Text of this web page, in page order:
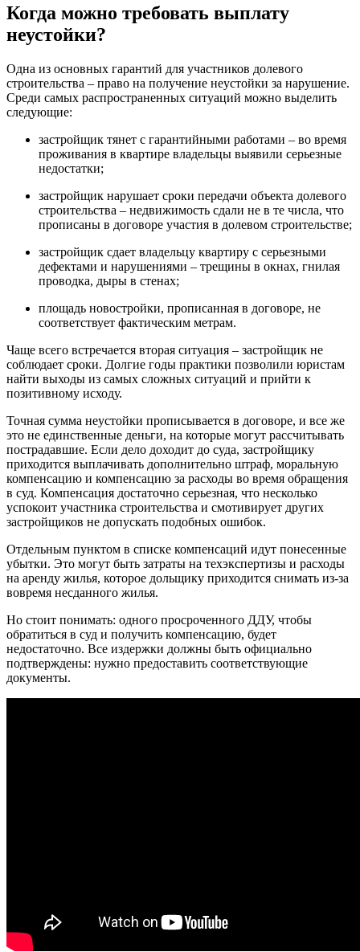
Когда можно требовать выплату
неустойки?
Одна из основных гарантий для участников долевого
строительства – право на получение неустойки за нарушение.
Среди самых распространенных ситуаций можно выделить
следующие:
застройщик тянет с гарантийными работами – во время
проживания в квартире владельцы выявили серьезные
недостатки;
застройщик нарушает сроки передачи объекта долевого
строительства – недвижимость сдали не в те числа, что
прописаны в договоре участия в долевом строительстве;
застройщик сдает владельцу квартиру с серьезными
дефектами и нарушениями – трещины в окнах, гнилая
проводка, дыры в стенах;
площадь новостройки, прописанная в договоре, не
соответствует фактическим метрам.
Чаще всего встречается вторая ситуация – застройщик не
соблюдает сроки. Долгие годы практики позволили юристам
найти выходы из самых сложных ситуаций и прийти к
позитивному исходу.
Точная сумма неустойки прописывается в договоре, и все же
это не единственные деньги, на которые могут рассчитывать
пострадавшие. Если дело доходит до суда, застройщику
приходится выплачивать дополнительно штраф, моральную
компенсацию и компенсацию за расходы во время обращения
в суд. Компенсация достаточно серьезная, что несколько
успокоит участника строительства и смотивирует других
застройщиков не допускать подобных ошибок.
Отдельным пунктом в списке компенсаций идут понесенные
убытки. Это могут быть затраты на техэкспертизы и расходы
на аренду жилья, которое дольщику приходится снимать из-за
вовремя несданного жилья.
Но стоит понимать: одного просроченного ДДУ, чтобы
обратиться в суд и получить компенсацию, будет
недостаточно. Все издержки должны быть официально
подтверждены: нужно предоставить соответствующие
документы.